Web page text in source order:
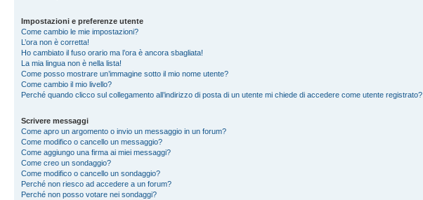
Impostazioni e preferenze utente
Come cambio le mie impostazioni?
L’ora non è corretta!
Ho cambiato il fuso orario ma l’ora è ancora sbagliata!
La mia lingua non è nella lista!
Come posso mostrare un’immagine sotto il mio nome utente?
Come cambio il mio livello?
Perché quando clicco sul collegamento all’indirizzo di posta di un utente mi chiede di accedere come utente registrato?
Scrivere messaggi
Come apro un argomento o invio un messaggio in un forum?
Come modifico o cancello un messaggio?
Come aggiungo una firma ai miei messaggi?
Come creo un sondaggio?
Come modifico o cancello un sondaggio?
Perché non riesco ad accedere a un forum?
Perché non posso votare nei sondaggi?